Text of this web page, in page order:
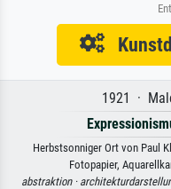
1921 ·
Herbstsonniger Ort von Paul
Fotopapier,
abstraktion ·